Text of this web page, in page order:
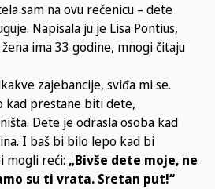
sam na ovu rečenicu – dete
Napisala ju je Lisa Pontius,
ima 33 godine, mnogi čitaju
zajebancije, sviđa mi se.
kad prestane biti dete,
Dete je odrasla osoba kad
I baš bi bilo lepo kad bi
mogli reći: „Bivše dete moje, ne
su ti vrata. Sretan put!“